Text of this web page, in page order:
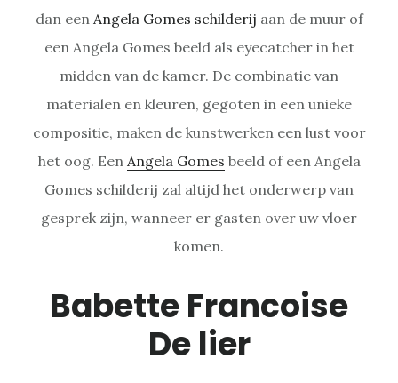
dan een Angela Gomes schilderij aan de muur of
een Angela Gomes beeld als eyecatcher in het
midden van de kamer. De combinatie van
materialen en kleuren, gegoten in een unieke
compositie, maken de kunstwerken een lust voor
het oog. Een Angela Gomes beeld of een Angela
Gomes schilderij zal altijd het onderwerp van
gesprek zijn, wanneer er gasten over uw vloer
komen.
Babette Francoise
De lier